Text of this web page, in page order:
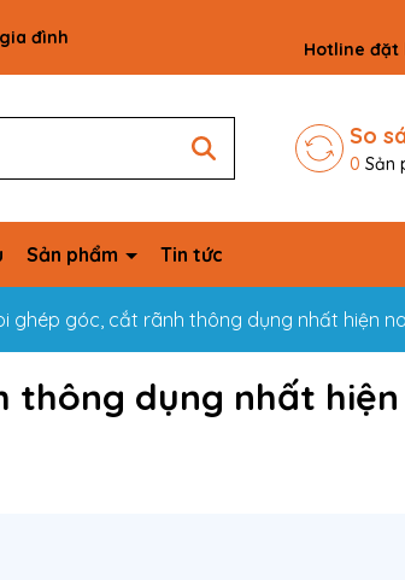
đình
Hotline đặt
So
0 Sản
Sản phẩm Tin tức
ghép góc, cắt rãnh thông dụng nhất hiện
thông dụng nhất hiện